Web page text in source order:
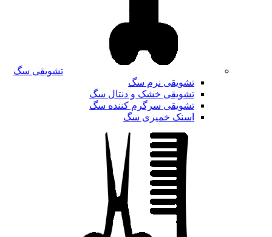
تشویقی سگ
تشویقی نرم سگ
تشویقی خشک و دنتال سگ
تشویقی سرگرم کننده سگ
اسنک خمیری سگ